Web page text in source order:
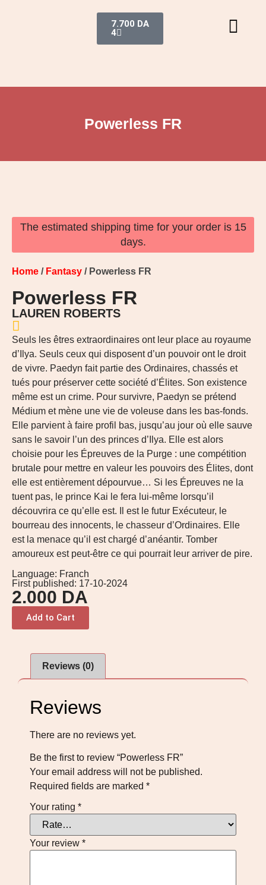
7.700 DA
4
Powerless FR
The estimated shipping time for your order is 15
days.
Home / Fantasy / Powerless FR
Powerless FR
LAUREN ROBERTS
Seuls les êtres extraordinaires ont leur place au royaume
d’Ilya. Seuls ceux qui disposent d’un pouvoir ont le droit
de vivre. Paedyn fait partie des Ordinaires, chassés et
tués pour préserver cette société d’Élites. Son existence
même est un crime. Pour survivre, Paedyn se prétend
Médium et mène une vie de voleuse dans les bas-fonds.
Elle parvient à faire profil bas, jusqu’au jour où elle sauve
sans le savoir l’un des princes d’Ilya. Elle est alors
choisie pour les Épreuves de la Purge : une compétition
brutale pour mettre en valeur les pouvoirs des Élites, dont
elle est entièrement dépourvue… Si les Épreuves ne la
tuent pas, le prince Kai le fera lui-même lorsqu’il
découvrira ce qu’elle est. Il est le futur Exécuteur, le
bourreau des innocents, le chasseur d’Ordinaires. Elle
est la menace qu’il est chargé d’anéantir. Tomber
amoureux est peut-être ce qui pourrait leur arriver de pire.
Language: Franch
First published: 17-10-2024
2.000 DA
Add to Cart
Reviews (0)
Reviews
There are no reviews yet.
Be the first to review “Powerless FR”
Your email address will not be published.
Required fields are marked *
Your rating *
Your review *